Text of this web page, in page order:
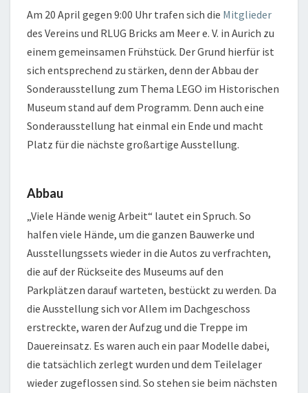
Am 20 April gegen 9:00 Uhr trafen sich die Mitglieder
des Vereins und RLUG Bricks am Meer e. V. in Aurich zu
einem gemeinsamen Frühstück. Der Grund hierfür ist
sich entsprechend zu stärken, denn der Abbau der
Sonderausstellung zum Thema LEGO im Historischen
Museum stand auf dem Programm. Denn auch eine
Sonderausstellung hat einmal ein Ende und macht
Platz für die nächste großartige Ausstellung.
Abbau
„Viele Hände wenig Arbeit“ lautet ein Spruch. So
halfen viele Hände, um die ganzen Bauwerke und
Ausstellungssets wieder in die Autos zu verfrachten,
die auf der Rückseite des Museums auf den
Parkplätzen darauf warteten, bestückt zu werden. Da
die Ausstellung sich vor Allem im Dachgeschoss
erstreckte, waren der Aufzug und die Treppe im
Dauereinsatz. Es waren auch ein paar Modelle dabei,
die tatsächlich zerlegt wurden und dem Teilelager
wieder zugeflossen sind. So stehen sie beim nächsten